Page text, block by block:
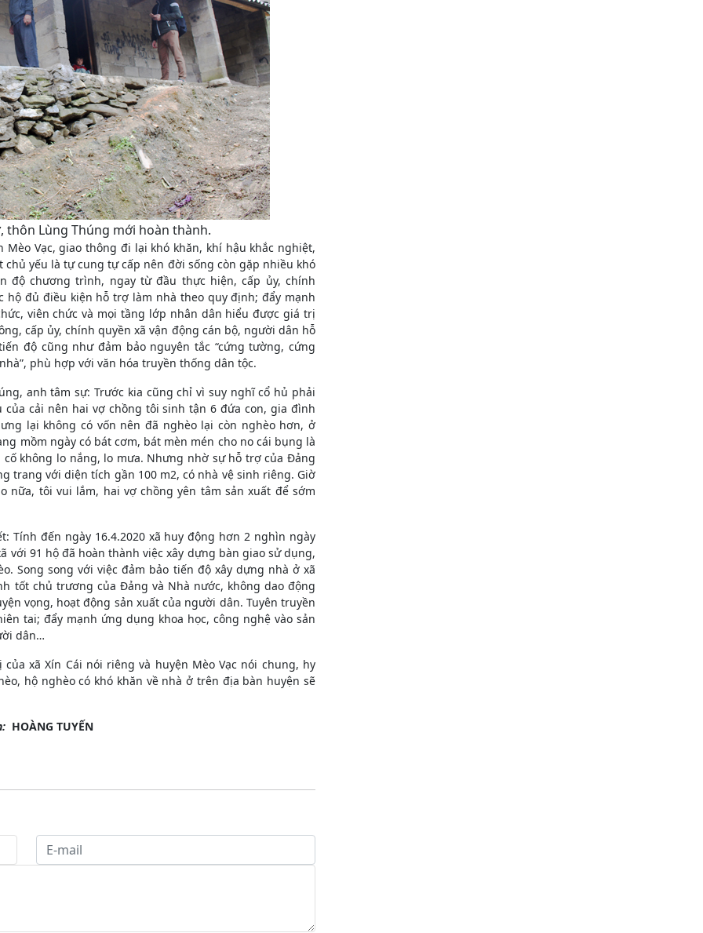
thôn Lùng Thúng mới hoàn thành.
Vạc, giao thông đi lại khó khăn, khí hậu khắc nghiệt,
yếu là tự cung tự cấp nên đời sống còn gặp nhiều khó
độ chương trình, ngay từ đầu thực hiện, cấp ủy, chính
hộ đủ điều kiện hỗ trợ làm nhà theo quy định; đẩy mạnh
viên chức và mọi tầng lớp nhân dân hiểu được giá trị
cấp ủy, chính quyền xã vận động cán bộ, người dân hỗ
độ cũng như đảm bảo nguyên tắc “cứng tường, cứng
phù hợp với văn hóa truyền thống dân tộc.
anh tâm sự: Trước kia cũng chỉ vì suy nghĩ cổ hủ phải
cải nên hai vợ chồng tôi sinh tận 6 đứa con, gia đình
lại không có vốn nên đã nghèo lại còn nghèo hơn, ở
mồm ngày có bát cơm, bát mèn mén cho no cái bụng là
không lo nắng, lo mưa. Nhưng nhờ sự hỗ trợ của Đảng
trang với diện tích gần 100 m2, có nhà vệ sinh riêng. Giờ
nữa, tôi vui lắm, hai vợ chồng yên tâm sản xuất để sớm
Tính đến ngày 16.4.2020 xã huy động hơn 2 nghìn ngày
với 91 hộ đã hoàn thành việc xây dựng bàn giao sử dụng,
Song song với việc đảm bảo tiến độ xây dựng nhà ở xã
tốt chủ trương của Đảng và Nhà nước, không dao động
vọng, hoạt động sản xuất của người dân. Tuyên truyền
tai; đẩy mạnh ứng dụng khoa học, công nghệ vào sản
dân…
xã Xín Cái nói riêng và huyện Mèo Vạc nói chung, hy
hộ nghèo có khó khăn về nhà ở trên địa bàn huyện sẽ
HOÀNG TUYẾN